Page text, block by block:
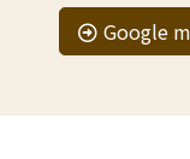
Google